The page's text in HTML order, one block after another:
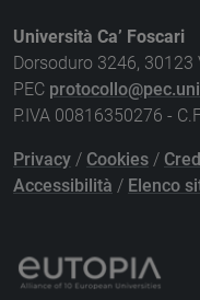
Università Ca’ Foscari
Dorsoduro 3246, 30123
PEC
P.IVA 00816350276 -
Privacy / Cookies /
Accessibilità / Elenco